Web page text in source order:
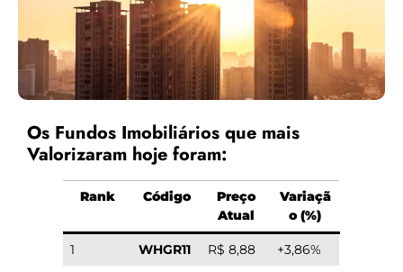
Os Fundos Imobiliários que mais
Valorizaram hoje foram:
Rank Código
Preço
Atual
Variaçã
o (%)
1 WHGR11 R$ 8,88
+3,86%